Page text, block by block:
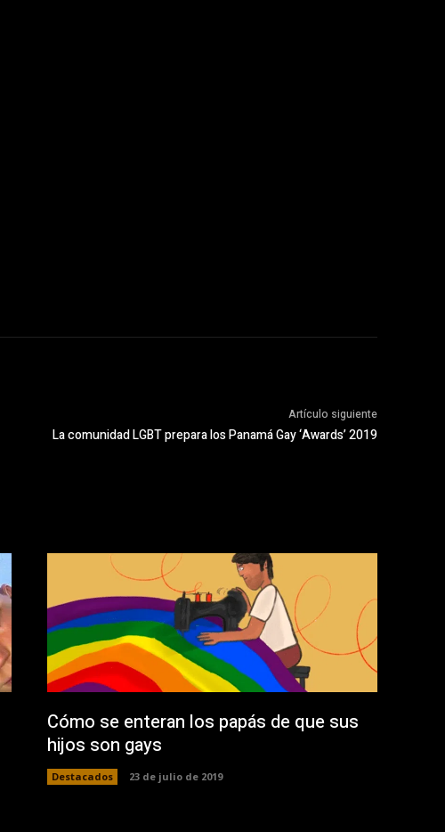
Artículo siguiente
La comunidad LGBT prepara los Panamá Gay ‘Awards’ 2019
Cómo se enteran los papás de que sus
hijos son gays
Destacados 23 de julio de 2019